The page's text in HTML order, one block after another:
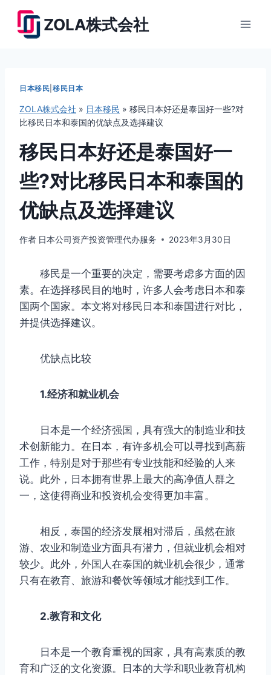
ZOLA株式会社
日本移民 移民日本
ZOLA株式会社 » 日本移民 » 移民日本好还是泰国好一些?对
比移民日本和泰国的优缺点及选择建议
移民日本好还是泰国好一
些?对比移民日本和泰国的
优缺点及选择建议
作者 日本公司资产投资管理代办服务 2023年3月30日
移民是一个重要的决定，需要考虑多方面的因
素。在选择移民目的地时，许多人会考虑日本和泰
国两个国家。本文将对移民日本和泰国进行对比，
并提供选择建议。
优缺点比较
1.经济和就业机会
日本是一个经济强国，具有强大的制造业和技
术创新能力。在日本，有许多机会可以寻找到高薪
工作，特别是对于那些有专业技能和经验的人来
说。此外，日本拥有世界上最大的高净值人群之
一，这使得商业和投资机会变得更加丰富。
相反，泰国的经济发展相对滞后，虽然在旅
游、农业和制造业方面具有潜力，但就业机会相对
较少。此外，外国人在泰国的就业机会很少，通常
只有在教育、旅游和餐饮等领域才能找到工作。
2.教育和文化
日本是一个教育重视的国家，具有高素质的教
育和广泛的文化资源。日本的大学和职业教育机构